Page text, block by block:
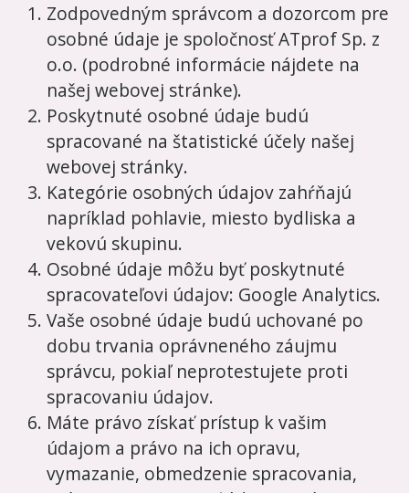
Zodpovedným správcom a dozorcom pre
osobné údaje je spoločnosť ATprof Sp. z
o.o. (podrobné informácie nájdete na
našej webovej stránke).
Poskytnuté osobné údaje budú
spracované na štatistické účely našej
webovej stránky.
Kategórie osobných údajov zahŕňajú
napríklad pohlavie, miesto bydliska a
vekovú skupinu.
Osobné údaje môžu byť poskytnuté
spracovateľovi údajov: Google Analytics.
Vaše osobné údaje budú uchované po
dobu trvania oprávneného záujmu
správcu, pokiaľ neprotestujete proti
spracovaniu údajov.
Máte právo získať prístup k vašim
údajom a právo na ich opravu,
vymazanie, obmedzenie spracovania,